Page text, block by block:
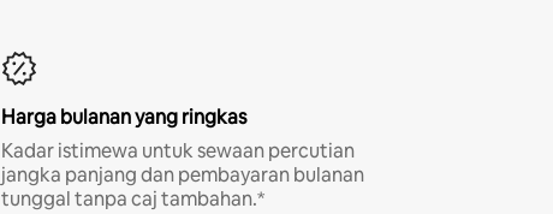
Harga bulanan yang ringkas
Kadar istimewa untuk sewaan percutian
jangka panjang dan pembayaran bulanan
tunggal tanpa caj tambahan.*